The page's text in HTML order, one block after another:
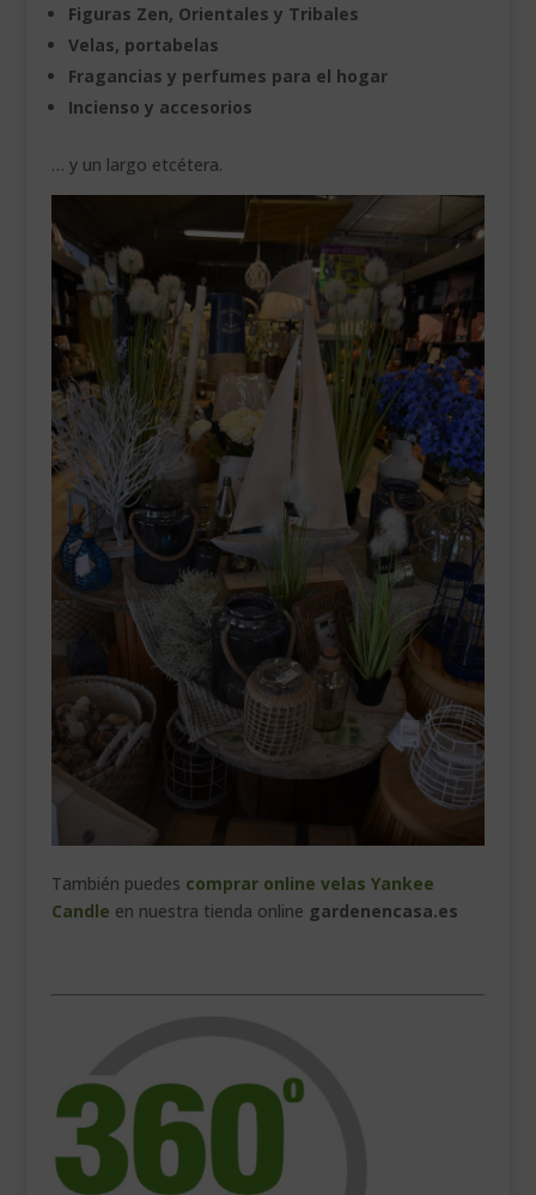
Figuras Zen, Orientales y Tribales
Velas, portabelas
Fragancias y perfumes para el hogar
Incienso y accesorios
… y un largo etcétera.
También puedes comprar online velas Yankee
Candle en nuestra tienda online gardenencasa.es